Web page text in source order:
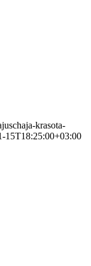
krasota-
15T18:25:00+03:00